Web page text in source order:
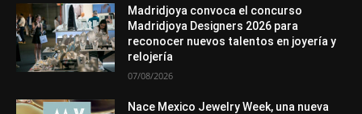
Mundo Técnico
Novedades Opiniones
Perspectiva
Premios
Secciones Sin categoría
Más
Madridjoya convoca el concurso
Madridjoya Designers 2026 para
reconocer nuevos talentos en joyería y
relojería
07/08/2026
Nace Mexico Jewelry Week, una nueva